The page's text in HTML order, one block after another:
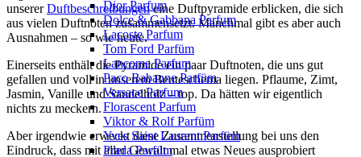
Dior Parfum
Dolce & Gabbana Parfum
Lacoste Parfum
Tom Ford Parfüm
Lancome Parfum
Paco Rabanne Parfüm
Versace Parfum
Florascent Parfum
Viktor & Rolf Parfüm
Yves Saint Laurent Parfüm
Prada Parfüm
unsererDuftbeschreibungeneine Duftpyramide erblicken, die sich
aus vielen Duftnoten zusammensetzt. Manchmal gibt es aber auch
Ausnahmen – so wie heute.
Einerseits enthält die Pyramide ein paar Duftnoten, die uns gut
gefallen und voll in unserem Beuteschema liegen. Pflaume, Zimt,
Jasmin, Vanille und Sandelholz – top. Da hätten wir eigentlich
nichts zu meckern.
Aber irgendwie erweckt diese Zusammenstellung bei uns den
Eindruck, dass mit aller Gewalt mal etwas Neues ausprobiert